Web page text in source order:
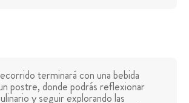
terminará con una bebida
postre, donde podrás reflexionar
y seguir explorando las